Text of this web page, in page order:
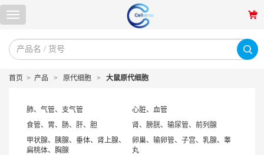
首页 > 产品 > 原代细胞 > 大鼠原代细胞
肺、气管、支气管
心脏、血管
食管、胃、肠、肝、胆
肾、膀胱、输尿管、前列腺
甲状腺、胰腺、垂体、肾上腺、
扁桃体、胸腺
卵巢、输卵管、子宫、乳腺、睾
丸